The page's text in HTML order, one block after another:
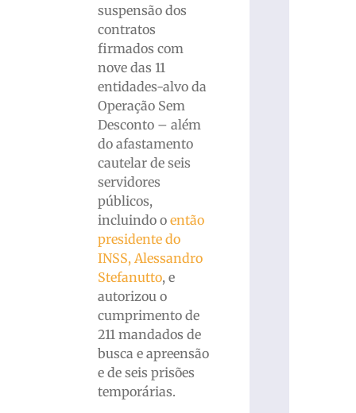
suspensão dos
contratos
firmados com
nove das 11
entidades-alvo da
Operação Sem
Desconto – além
do afastamento
cautelar de seis
servidores
públicos,
incluindo o então
presidente do
INSS, Alessandro
Stefanutto, e
autorizou o
cumprimento de
211 mandados de
busca e apreensão
e de seis prisões
temporárias.